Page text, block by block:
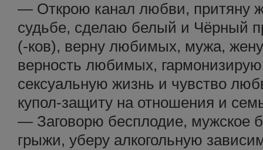
— Открою канал любви, притяну
судьбе, сделаю белый и Чёрный
(-ков), верну любимых, мужа,
верность любимых,
сексуальную жизнь и чувство
купол-защиту на отношения и
— Заговорю бесплодие, мужское
грыжи, уберу алкогольную